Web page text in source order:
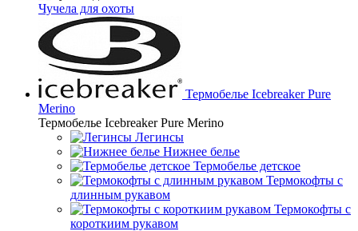
Чучела для охоты
Термобелье Icebreaker Pure
Merino
Термобелье Icebreaker Pure Merino
Легинсы
Нижнее белье
Термобелье детское
Термокофты с
длинным рукавом
Термокофты с
короткиим рукавом